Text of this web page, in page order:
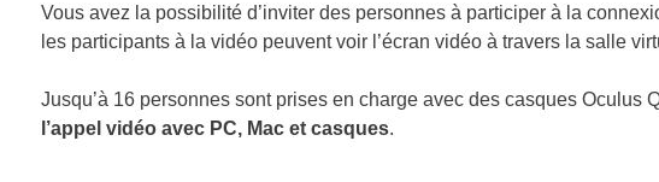
Vous avez la possibilité d’inviter des personnes à participer à la
les participants à la vidéo peuvent voir l’écran vidéo à travers la salle
Jusqu’à 16 personnes sont prises en charge avec des casques Oculus
l’appel vidéo avec PC, Mac et casques.